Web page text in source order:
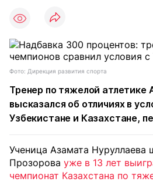
Фото: Дирекция развития спорта
Тренер по тяжелой атлетике
высказался об отличиях в
Узбекистане и Казахстане,
Ученица Азамата Нуруллаева
Прозорова уже в 13 лет
чемпионат Казахстана по